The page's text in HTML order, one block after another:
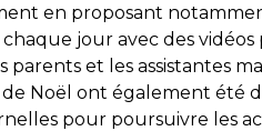
en proposant
jour avec des vidéos
parents et les assistantes
de Noël ont également été
pour poursuivre les